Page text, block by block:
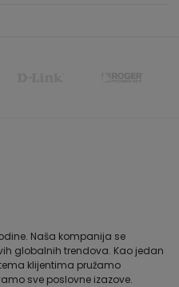
Naša kompanija se
globalnih trendova. Kao jedan
klijentima pružamo
sve poslovne izazove.